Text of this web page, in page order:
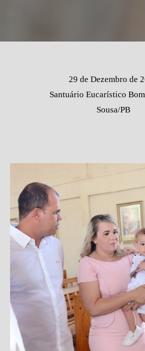
29 de Dezembro de
Santuário Eucarístico Bom
Sousa/PB